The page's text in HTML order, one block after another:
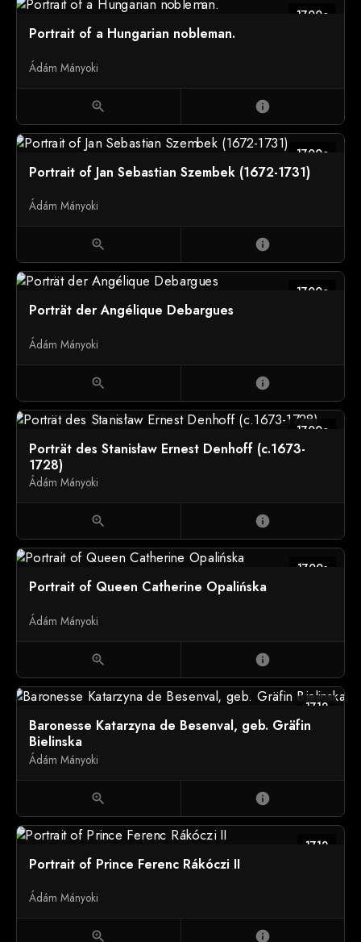
1700c
Portrait of a Hungarian nobleman.
Ádám Mányoki
zoom_in info
1700c
Portrait of Jan Sebastian Szembek (1672-1731)
Ádám Mányoki
zoom_in info
1700c
Porträt der Angélique Debargues
Ádám Mányoki
zoom_in info
1700c
Porträt des Stanisław Ernest Denhoff (c.1673-
1728)
Ádám Mányoki
zoom_in info
1700s
Portrait of Queen Catherine Opalińska
Ádám Mányoki
zoom_in info
1712
Baronesse Katarzyna de Besenval, geb. Gräfin
Bielinska
Ádám Mányoki
zoom_in info
1712
Portrait of Prince Ferenc Rákóczi II
Ádám Mányoki
zoom_in info